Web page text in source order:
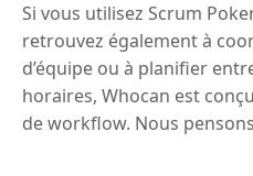
Si vous utilisez Scrum
retrouvez également à
d’équipe ou à planifier
horaires, Whocan est
de workflow. Nous